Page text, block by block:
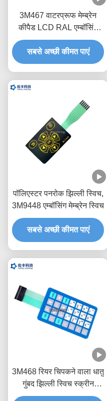
3M467 वाटरप्रूफ मेम्ब्रेन
कीपैड LCD RAL एम्बॉसिंग
मेम्ब्रेन स्विच
सबसे अच्छी कीमत पाएं
पॉलिएस्टर पनरोक झिल्ली स्विच,
3M9448 एम्बॉसिंग मेम्ब्रेन स्विच
सबसे अच्छी कीमत पाएं
3M468 रियर चिपकने वाला धातु
गुंबद झिल्ली स्विच स्क्रीन
प्रिंटिंग